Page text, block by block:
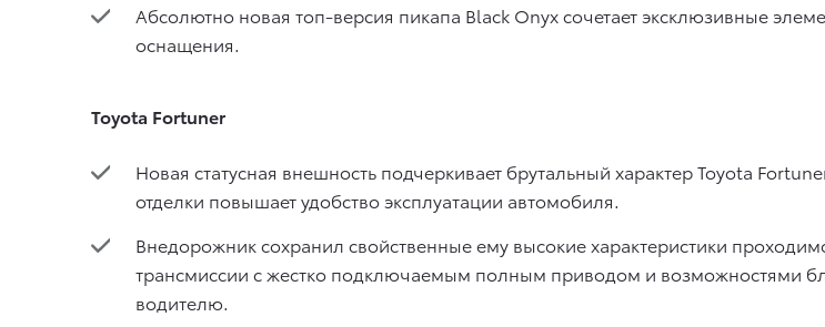
Абсолютно новая топ-версия пикапа Black Onyx сочетает эксклюзивные
оснащения.
Toyota Fortuner
Новая статусная внешность подчеркивает брутальный характер Toyota
отделки повышает удобство эксплуатации автомобиля.
Внедорожник сохранил свойственные ему высокие характеристики
трансмиссии с жестко подключаемым полным приводом и возможностями
водителю.